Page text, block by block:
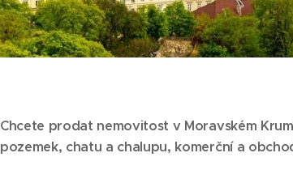
Chcete prodat nemovitost v Moravském
pozemek, chatu a chalupu, komerční a